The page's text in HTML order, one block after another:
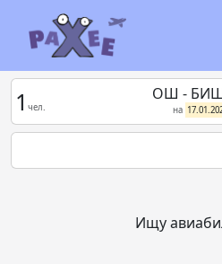
1 чел.
ОШ -
на
Ищу